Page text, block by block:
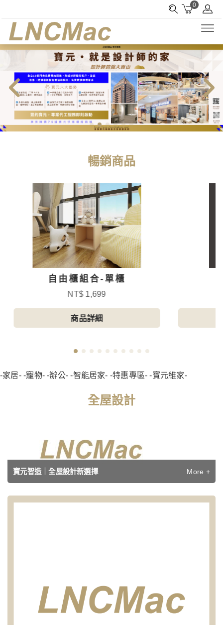
0
暢銷商品
自由櫃組合-單櫃
NT$ 1,699
商品詳細
-家居- -寵物- -辦公- -智能居家- -特惠專區- -寶元維家-
全屋設計
寶元智造｜全屋設計新選擇 More +